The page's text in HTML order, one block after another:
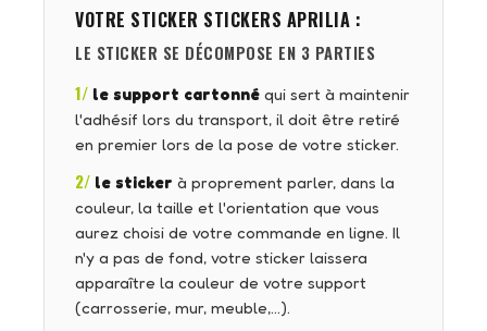
VOTRE STICKER STICKERS APRILIA :
LE STICKER SE DÉCOMPOSE EN 3 PARTIES
1/ le support cartonné qui sert à maintenir
l'adhésif lors du transport, il doit être retiré
en premier lors de la pose de votre sticker.
2/ le sticker à proprement parler, dans la
couleur, la taille et l'orientation que vous
aurez choisi de votre commande en ligne. Il
n'y a pas de fond, votre sticker laissera
apparaître la couleur de votre support
(carrosserie, mur, meuble,…).